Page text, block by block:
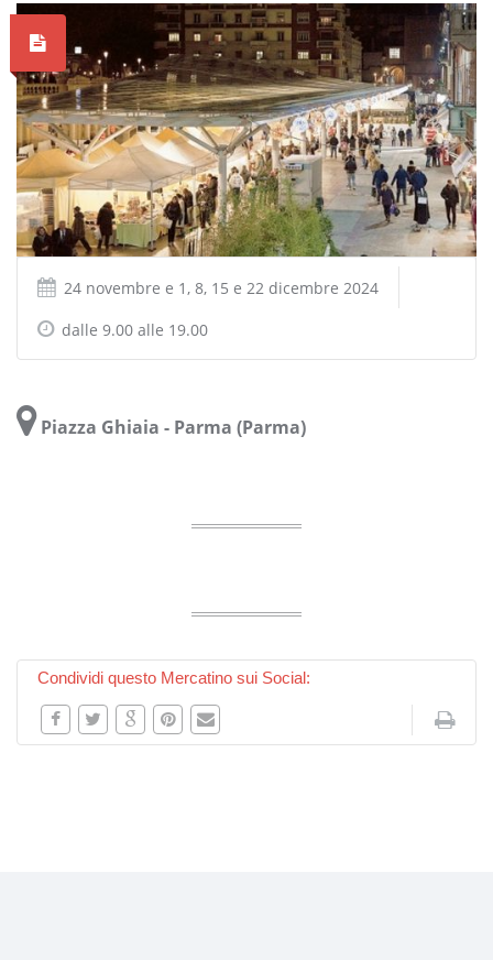
24 novembre e 1, 8, 15 e 22 dicembre 2024
dalle 9.00 alle 19.00
Piazza Ghiaia - Parma (Parma)
Condividi questo Mercatino sui Social: